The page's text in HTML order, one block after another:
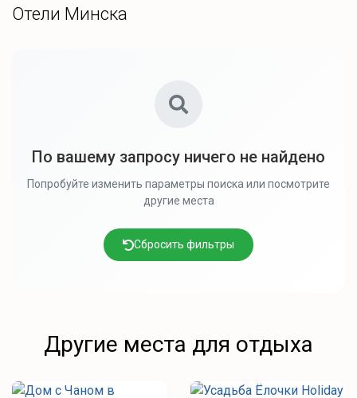
Отели Минска
По вашему запросу ничего не найдено
Попробуйте изменить параметры поиска или посмотрите
другие места
Сбросить фильтры
Другие места для отдыха